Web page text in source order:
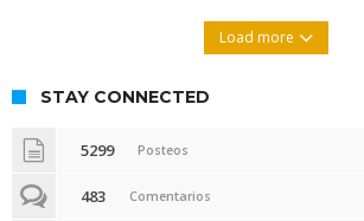
Load more
STAY CONNECTED
5299 Posteos
483 Comentarios